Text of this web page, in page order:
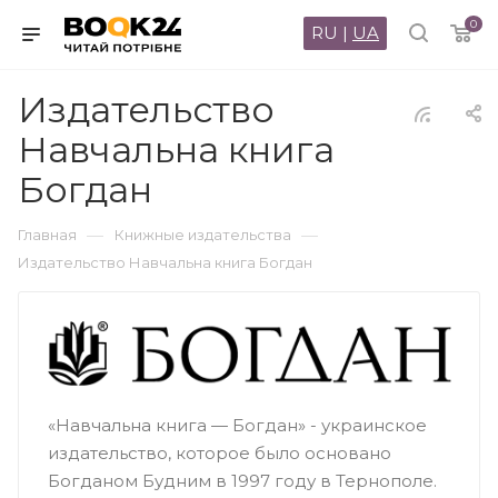
0
RU | UA
Издательство
Навчальна книга
Богдан
Главная — Книжные издательства —
Издательство Навчальна книга Богдан
«Навчальна книга — Богдан» - украинское
издательство, которое было основано
Богданом Будним в 1997 году в Тернополе.